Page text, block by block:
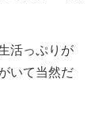
活っぷりが
いて当然だ